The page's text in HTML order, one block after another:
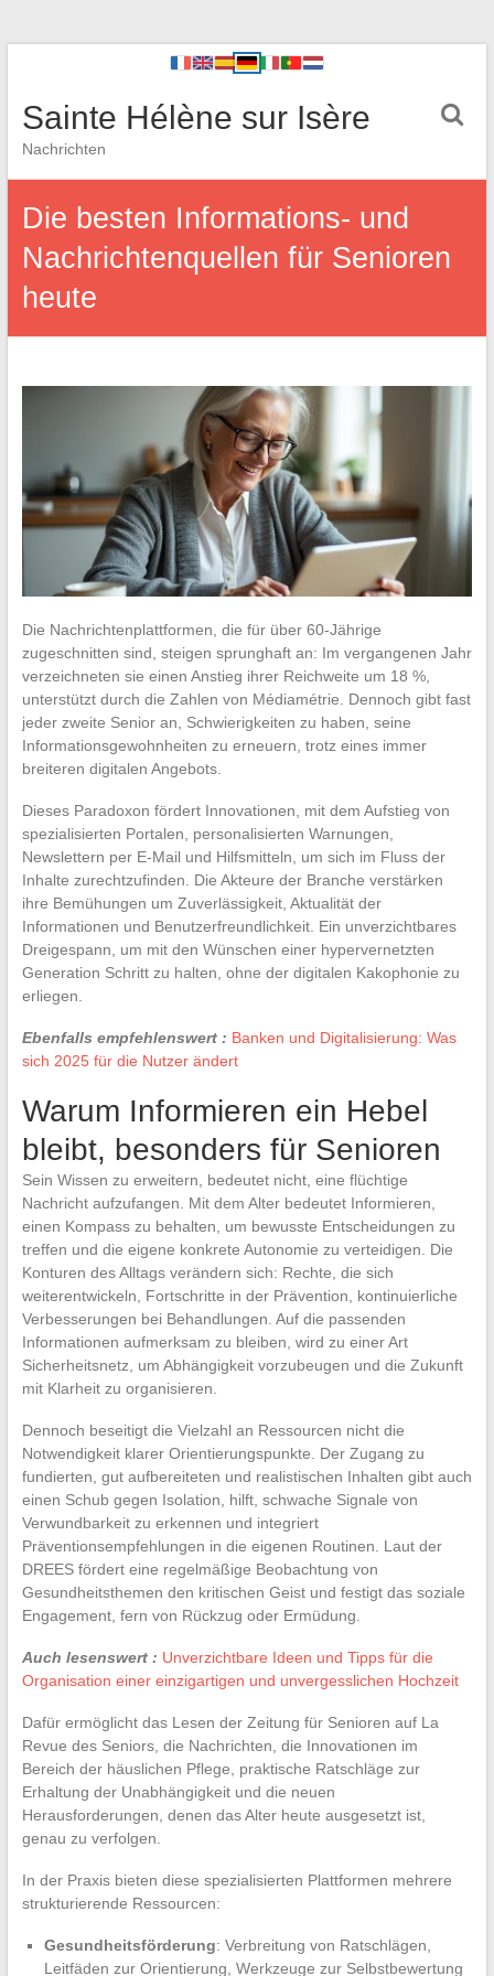
Sainte Hélène sur Isère
Nachrichten
Die besten Informations- und
Nachrichtenquellen für Senioren
heute
Die Nachrichtenplattformen, die für über 60-Jährige
zugeschnitten sind, steigen sprunghaft an: Im vergangenen Jahr
verzeichneten sie einen Anstieg ihrer Reichweite um 18 %,
unterstützt durch die Zahlen von Médiamétrie. Dennoch gibt fast
jeder zweite Senior an, Schwierigkeiten zu haben, seine
Informationsgewohnheiten zu erneuern, trotz eines immer
breiteren digitalen Angebots.
Dieses Paradoxon fördert Innovationen, mit dem Aufstieg von
spezialisierten Portalen, personalisierten Warnungen,
Newslettern per E-Mail und Hilfsmitteln, um sich im Fluss der
Inhalte zurechtzufinden. Die Akteure der Branche verstärken
ihre Bemühungen um Zuverlässigkeit, Aktualität der
Informationen und Benutzerfreundlichkeit. Ein unverzichtbares
Dreigespann, um mit den Wünschen einer hypervernetzten
Generation Schritt zu halten, ohne der digitalen Kakophonie zu
erliegen.
Ebenfalls empfehlenswert : Banken und Digitalisierung: Was
sich 2025 für die Nutzer ändert
Warum Informieren ein Hebel
bleibt, besonders für Senioren
Sein Wissen zu erweitern, bedeutet nicht, eine flüchtige
Nachricht aufzufangen. Mit dem Alter bedeutet Informieren,
einen Kompass zu behalten, um bewusste Entscheidungen zu
treffen und die eigene konkrete Autonomie zu verteidigen. Die
Konturen des Alltags verändern sich: Rechte, die sich
weiterentwickeln, Fortschritte in der Prävention, kontinuierliche
Verbesserungen bei Behandlungen. Auf die passenden
Informationen aufmerksam zu bleiben, wird zu einer Art
Sicherheitsnetz, um Abhängigkeit vorzubeugen und die Zukunft
mit Klarheit zu organisieren.
Dennoch beseitigt die Vielzahl an Ressourcen nicht die
Notwendigkeit klarer Orientierungspunkte. Der Zugang zu
fundierten, gut aufbereiteten und realistischen Inhalten gibt auch
einen Schub gegen Isolation, hilft, schwache Signale von
Verwundbarkeit zu erkennen und integriert
Präventionsempfehlungen in die eigenen Routinen. Laut der
DREES fördert eine regelmäßige Beobachtung von
Gesundheitsthemen den kritischen Geist und festigt das soziale
Engagement, fern von Rückzug oder Ermüdung.
Auch lesenswert : Unverzichtbare Ideen und Tipps für die
Organisation einer einzigartigen und unvergesslichen Hochzeit
Dafür ermöglicht das Lesen der Zeitung für Senioren auf La
Revue des Seniors, die Nachrichten, die Innovationen im
Bereich der häuslichen Pflege, praktische Ratschläge zur
Erhaltung der Unabhängigkeit und die neuen
Herausforderungen, denen das Alter heute ausgesetzt ist,
genau zu verfolgen.
In der Praxis bieten diese spezialisierten Plattformen mehrere
strukturierende Ressourcen:
Gesundheitsförderung: Verbreitung von Ratschlägen,
Leitfäden zur Orientierung, Werkzeuge zur Selbstbewertung